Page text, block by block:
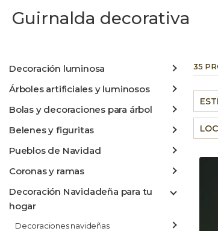
Guirnalda decorativa
Decoración luminosa
Árboles artificiales y luminosos
Bolas y decoraciones para árbol
Belenes y figuritas
Pueblos de Navidad
Coronas y ramas
Decoración Navidadeña para tu
hogar
Decoraciones navideñas
35